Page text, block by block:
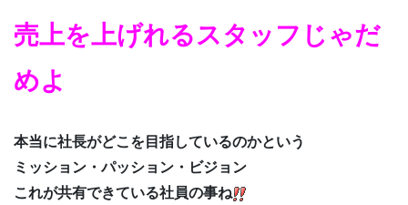
売上を上げれるスタッフじゃだ
めよ
本当に社長がどこを目指しているのかという
ミッション・パッション・ビジョン
これが共有できている社員の事ね